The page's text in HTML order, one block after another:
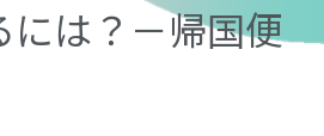
には？－帰国便